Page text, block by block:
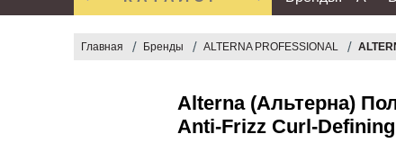
Главная Бренды ALTERNA PROFESSIONAL
Alterna (Альтерна)
Anti-Frizz Curl-